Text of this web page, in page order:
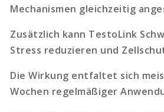
Mechanismen gleichzeitig
Zusätzlich kann TestoLink
Stress reduzieren und
Die Wirkung entfaltet sich
Wochen regelmäßiger